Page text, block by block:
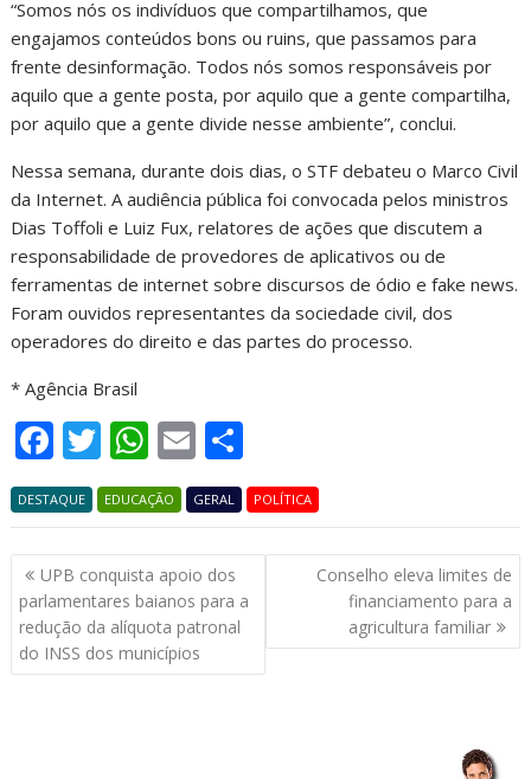
“Somos nós os indivíduos que compartilhamos, que
engajamos conteúdos bons ou ruins, que passamos para
frente desinformação. Todos nós somos responsáveis por
aquilo que a gente posta, por aquilo que a gente compartilha,
por aquilo que a gente divide nesse ambiente”, conclui.
Nessa semana, durante dois dias, o STF debateu o Marco Civil
da Internet. A audiência pública foi convocada pelos ministros
Dias Toffoli e Luiz Fux, relatores de ações que discutem a
responsabilidade de provedores de aplicativos ou de
ferramentas de internet sobre discursos de ódio e fake news.
Foram ouvidos representantes da sociedade civil, dos
operadores do direito e das partes do processo.
* Agência Brasil
F
ac
e
b
o
o
k
T
w
itt
er
W
h
at
s
A
p
p
E
m
ai
l
h
ar
e
DESTAQUE EDUCAÇÃO GERAL POLÍTICA
Navegação
de
Post
UPB conquista apoio dos
parlamentares baianos para a
redução da alíquota patronal
do INSS dos municípios
Conselho eleva limites de
financiamento para a
agricultura familiar